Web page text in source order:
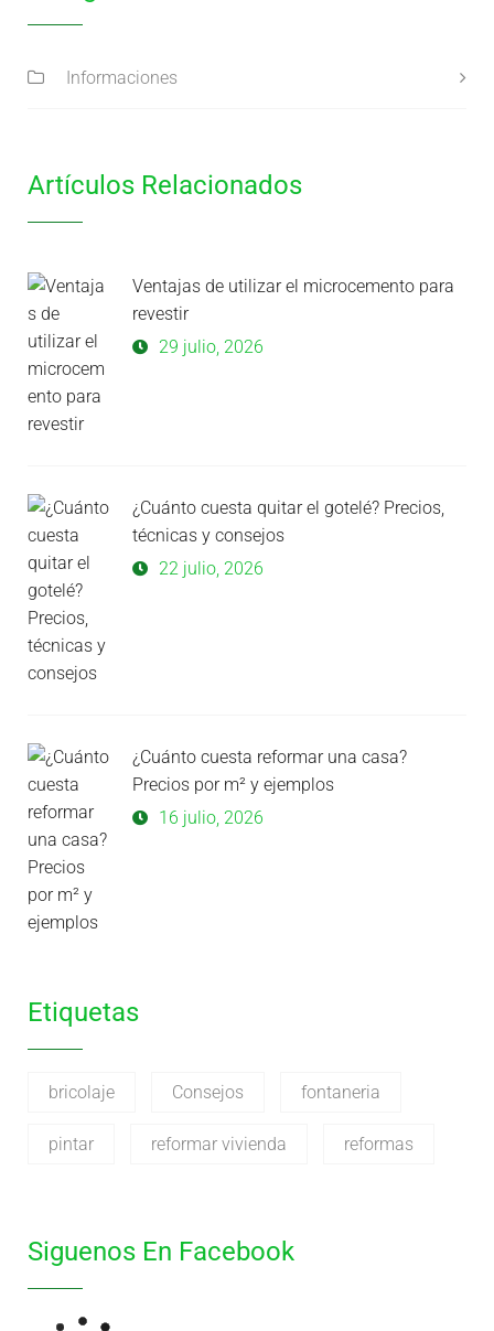
Informaciones
Artículos Relacionados
Ventajas de utilizar el microcemento para
revestir
29 julio, 2026
¿Cuánto cuesta quitar el gotelé? Precios,
técnicas y consejos
22 julio, 2026
¿Cuánto cuesta reformar una casa?
Precios por m² y ejemplos
16 julio, 2026
Etiquetas
bricolaje Consejos fontaneria
pintar reformar vivienda reformas
Siguenos En Facebook